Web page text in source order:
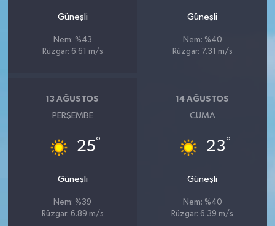
Güneşli
Nem: %43
Rüzgar: 6.61 m/s
Güneşli
Nem: %40
Rüzgar: 7.31 m/s
13 AĞUSTOS
PERŞEMBE
25°
Güneşli
Nem: %39
Rüzgar: 6.89 m/s
14 AĞUSTOS
CUMA
23°
Güneşli
Nem: %40
Rüzgar: 6.39 m/s
Siyaset
Spor
Teknoloji
Türkiye
Yaşam